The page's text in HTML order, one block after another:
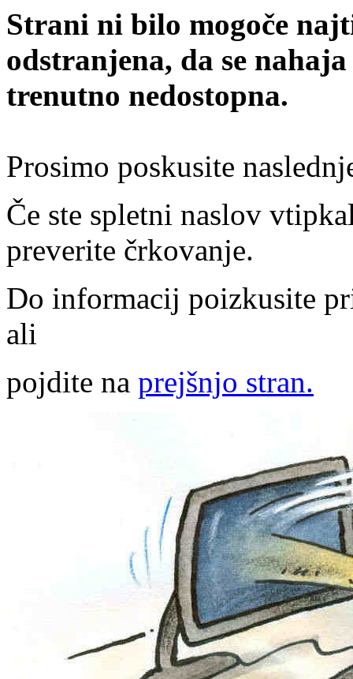
Strani ni bilo mogoče
odstranjena, da se
trenutno nedostopna.
Prosimo poskusite
Če ste spletni naslov
preverite črkovanje.
Do informacij poizkusite
ali
pojdite na prejšnjo stran.